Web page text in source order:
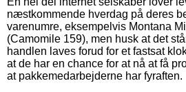
næstkommende hverdag på deres
varenumre, eksempelvis Montana
(Camomile 159), men husk at det
handlen laves forud for et fastsat
at de har en chance for at nå at få
at pakkemedarbejderne har fyraften.